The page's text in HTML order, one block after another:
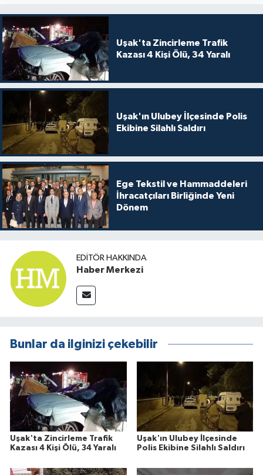
Uşak'ta Zincirleme Trafik
Kazası 4 Kişi Ölü, 34 Yaralı
Uşak'ın Ulubey İlçesinde Polis
Ekibine Silahlı Saldırı
Ege Tekstil ve Hammaddeleri
İhracatçıları Birliğinde Yeni
Dönem
EDITÖR HAKKINDA
Haber Merkezi
Bunlar da ilginizi çekebilir
Uşak'ta Zincirleme Trafik
Kazası 4 Kişi Ölü, 34 Yaralı
Uşak'ın Ulubey İlçesinde
Polis Ekibine Silahlı Saldırı